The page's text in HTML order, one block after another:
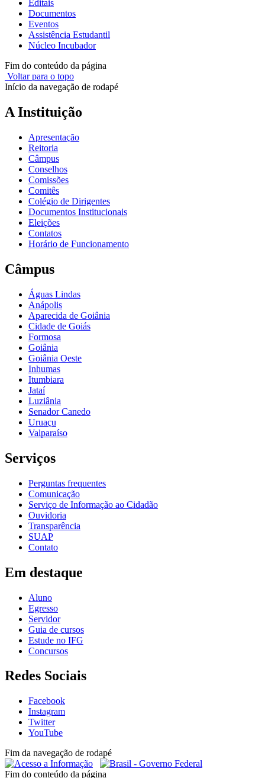
Editais
Documentos
Eventos
Assistência Estudantil
Núcleo Incubador
Fim do conteúdo da página
Voltar para o topo
Início da navegação de rodapé
A Instituição
Apresentação
Reitoria
Câmpus
Conselhos
Comissões
Comitês
Colégio de Dirigentes
Documentos Institucionais
Eleições
Contatos
Horário de Funcionamento
Câmpus
Águas Lindas
Anápolis
Aparecida de Goiânia
Cidade de Goiás
Formosa
Goiânia
Goiânia Oeste
Inhumas
Itumbiara
Jataí
Luziânia
Senador Canedo
Uruaçu
Valparaíso
Serviços
Perguntas frequentes
Comunicação
Serviço de Informação ao Cidadão
Ouvidoria
Transparência
SUAP
Contato
Em destaque
Aluno
Egresso
Servidor
Guia de cursos
Estude no IFG
Concursos
Redes Sociais
Facebook
Instagram
Twitter
YouTube
Fim da navegação de rodapé
Fim do conteúdo da página